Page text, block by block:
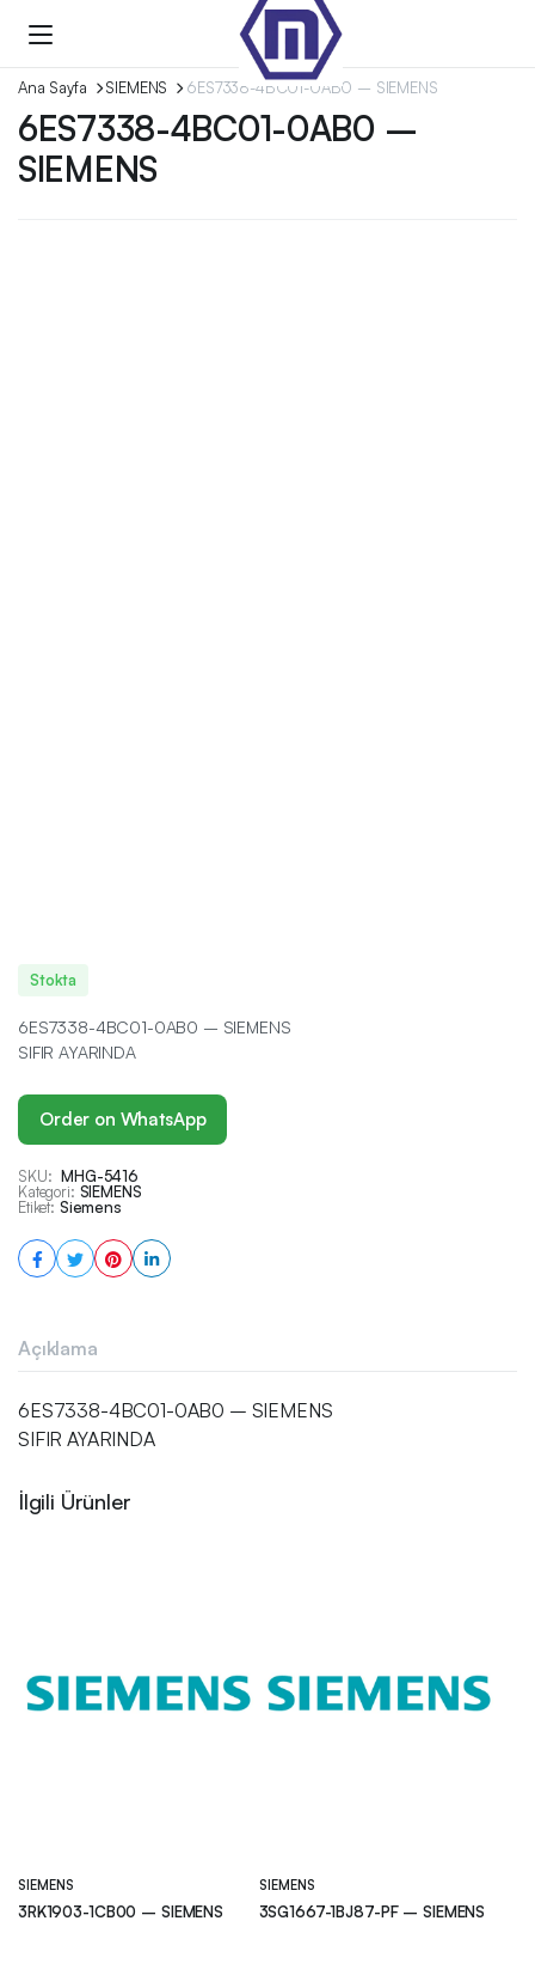
Ana Sayfa SIEMENS 6ES7338-4BC01-0AB0 – SIEMENS
6ES7338-4BC01-0AB0 –
SIEMENS
Stokta
6ES7338-4BC01-0AB0 – SIEMENS
SIFIR AYARINDA
Order on WhatsApp
SKU: MHG-5416
Kategori: SIEMENS
Etiket: Siemens
Açıklama
6ES7338-4BC01-0AB0 – SIEMENS
SIFIR AYARINDA
İlgili Ürünler
SIEMENS
3RK1903-1CB00 – SIEMENS
SIEMENS
3SG1667-1BJ87-PF – SIEMENS